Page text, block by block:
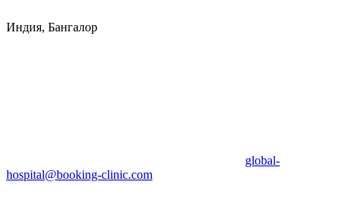
Индия, Бангалор
global-
hospital@booking-clinic.com